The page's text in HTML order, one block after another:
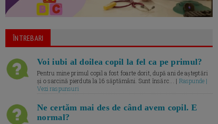
ÎNTREBARI
Voi iubi al doilea copil la fel ca pe primul?
Pentru mine primul copil a fost foarte dorit, după ani de așteptări
și o sarcină pierduta la 16 săptămâni. Sunt însărc... | Raspunde |
Vezi raspunsuri
Ne certăm mai des de când avem copil. E
normal?